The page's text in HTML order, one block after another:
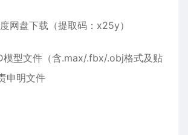
网盘下载 （提取码：x25y）
模型文件（含.max/.fbx/.obj格式及贴
申明文件